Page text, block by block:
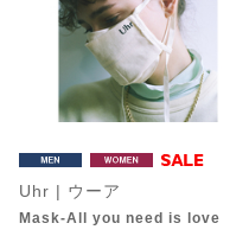
Uhr | ウーア
Mask-All you need is love